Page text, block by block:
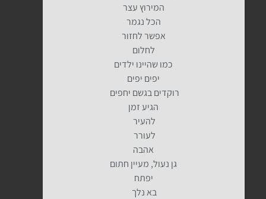
המירוץ עצר
הכל נגמר
אפשר לחזור
לחלום
כמו שהיינו ילדים
יפים יפים
רוקדים בגשם יחפים
הגיע זמן
להעיר
לעורר
אהבה
גן נעול, מעיין חתום
יפתח
בא נלך